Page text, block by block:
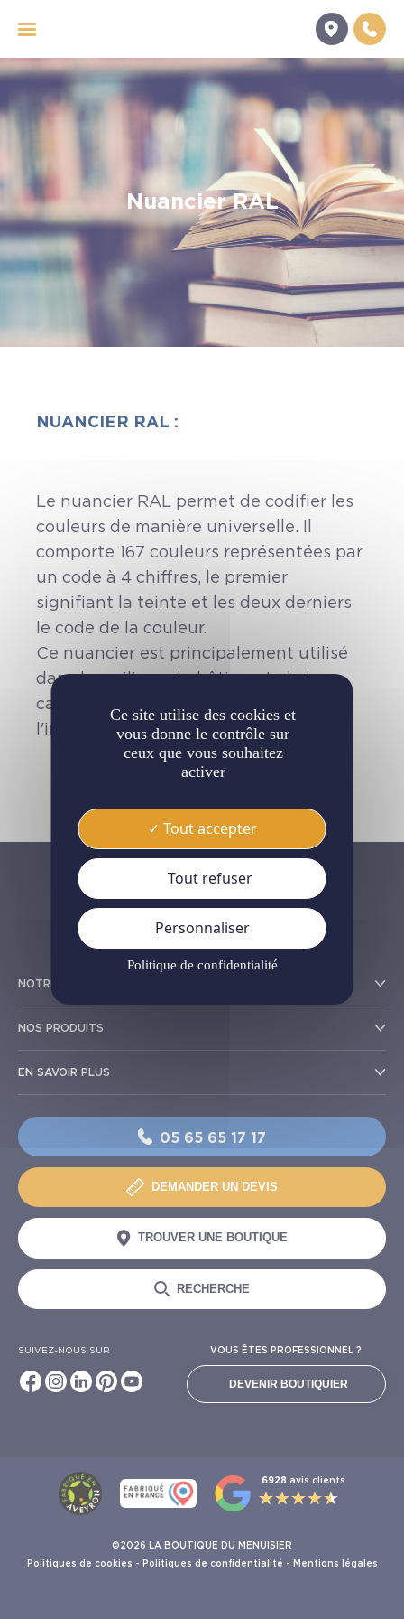
Nuancier RAL
NUANCIER RAL :
Le nuancier RAL permet de codifier les
couleurs de manière universelle. Il
comporte 167 couleurs représentées par
un code à 4 chiffres, le premier
signifiant la teinte et les deux derniers
le code de la couleur.
Ce nuancier est principalement utilisé
dans les milieux du bâtiment, de la
carrosserie, de la sécurité routière, de
l'industrie.
NOTRE RÉSEAU
NOS PRODUITS
EN SAVOIR PLUS
05 65 65 17 17
DEMANDER UN DEVIS
TROUVER UNE BOUTIQUE
RECHERCHE
SUIVEZ-NOUS SUR VOUS ÊTES PROFESSIONNEL ?
DEVENIR BOUTIQUIER
©2026 LA BOUTIQUE DU MENUISIER
Politiques de cookies - Politiques de confidentialité - Mentions légales
6928 avis clients
Ce site utilise des cookies et
vous donne le contrôle sur
ceux que vous souhaitez
activer
Tout accepter
Tout refuser
Personnaliser
Politique de confidentialité